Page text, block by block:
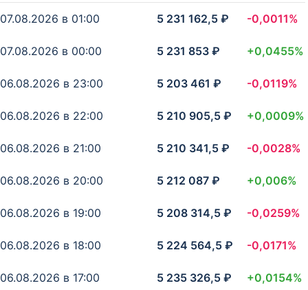
07.08.2026 в 01:00 5 231 162,5 ₽ -0,0011%
07.08.2026 в 00:00 5 231 853 ₽ +0,0455%
06.08.2026 в 23:00 5 203 461 ₽ -0,0119%
06.08.2026 в 22:00 5 210 905,5 ₽ +0,0009%
06.08.2026 в 21:00 5 210 341,5 ₽ -0,0028%
06.08.2026 в 20:00 5 212 087 ₽ +0,006%
06.08.2026 в 19:00 5 208 314,5 ₽ -0,0259%
06.08.2026 в 18:00 5 224 564,5 ₽ -0,0171%
06.08.2026 в 17:00 5 235 326,5 ₽ +0,0154%